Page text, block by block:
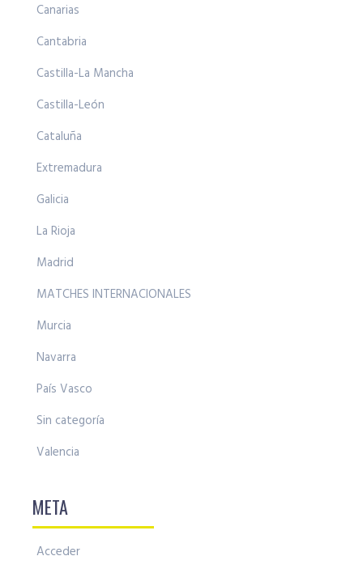
Canarias
Cantabria
Castilla-La Mancha
Castilla-León
Cataluña
Extremadura
Galicia
La Rioja
Madrid
MATCHES INTERNACIONALES
Murcia
Navarra
País Vasco
Sin categoría
Valencia
META
Acceder